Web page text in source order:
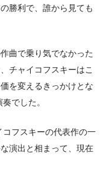
勝利で、誰から見ても
曲で乗り気でなかった
チャイコフスキーはこ
を変えるきっかけとな
でした。
フスキーの代表作の一
演出と相まって、現在